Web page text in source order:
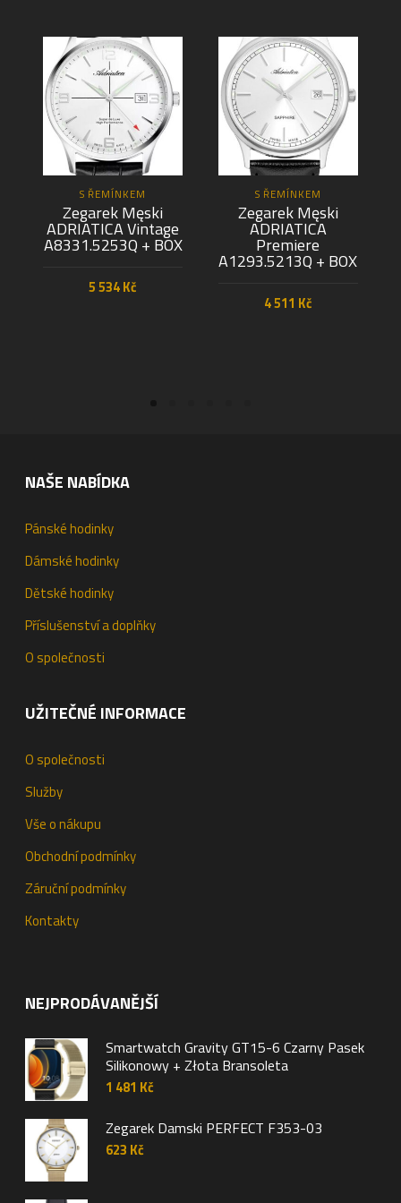
S ŘEMÍNKEM
Zegarek Męski
ADRIATICA Vintage
A8331.5253Q + BOX
5 534Kč
S ŘEMÍNKEM
Zegarek Męski
ADRIATICA
Premiere
A1293.5213Q + BOX
4 511 Kč
NAŠE NABÍDKA
Pánské hodinky
Dámské hodinky
Dětské hodinky
Příslušenství a doplňky
O společnosti
UŽITEČNÉ INFORMACE
O společnosti
Služby
Vše o nákupu
Obchodní podmínky
Záruční podmínky
Kontakty
NEJPRODÁVANĚJŠÍ
Smartwatch Gravity GT15-6 Czarny Pasek
Silikonowy + Złota Bransoleta
1 481 Kč
Zegarek Damski PERFECT F353-03
623 Kč